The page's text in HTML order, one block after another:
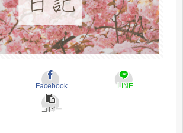
Facebook LINE
コピー